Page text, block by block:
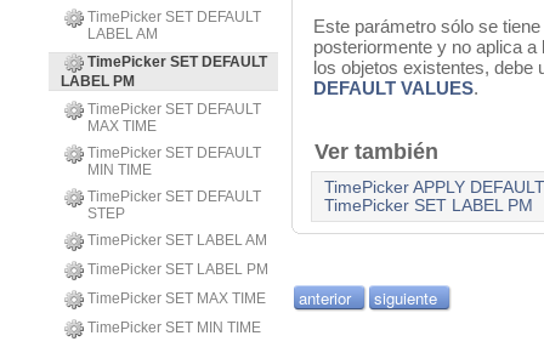
TimePicker SET DEFAULT
LABEL AM
TimePicker SET DEFAULT
LABEL PM
TimePicker SET DEFAULT
MAX TIME
TimePicker SET DEFAULT
MIN TIME
TimePicker SET DEFAULT
STEP
TimePicker SET LABEL AM
TimePicker SET LABEL PM
TimePicker SET MAX TIME
TimePicker SET MIN TIME
Este parámetro sólo se
posteriormente y no aplica
los objetos existentes, debe
DEFAULT VALUES.
Ver también
TimePicker APPLY
TimePicker SET LABEL PM
anterior siguiente